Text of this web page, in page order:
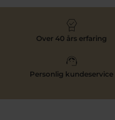
Over 40 års erfaring
Personlig kundeservice